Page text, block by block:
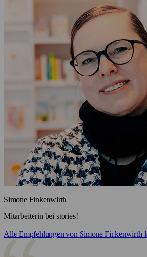
Simone Finkenwirth
Mitarbeiterin bei stories!
Alle Empfehlungen von Simone Finkenwirth